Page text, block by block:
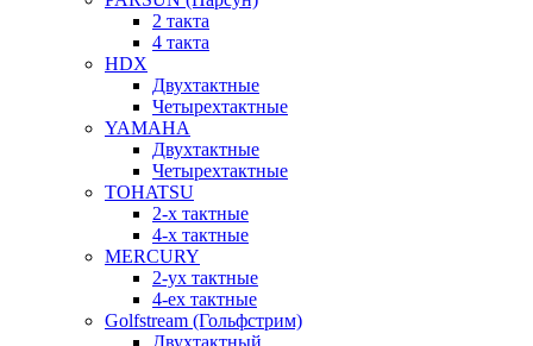
2 такта
4 такта
HDX
Двухтактные
Четырехтактные
YAMAHA
Двухтактные
Четырехтактные
TOHATSU
2-х тактные
4-х тактные
MERCURY
2-ух тактные
4-ех тактные
Golfstream (Гольфстрим)
Двухтактный